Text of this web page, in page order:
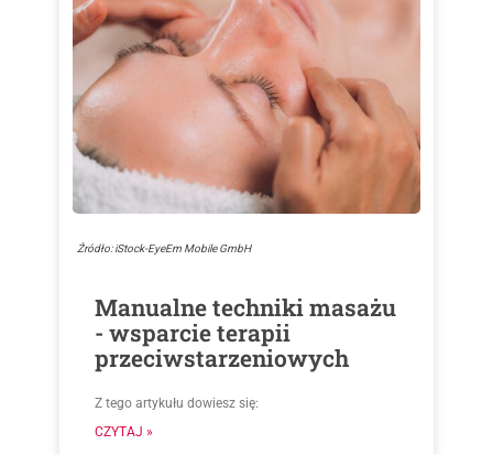
Źródło: iStock-EyeEm Mobile GmbH
Manualne techniki masażu
- wsparcie terapii
przeciwstarzeniowych
Z tego artykułu dowiesz się:
CZYTAJ »